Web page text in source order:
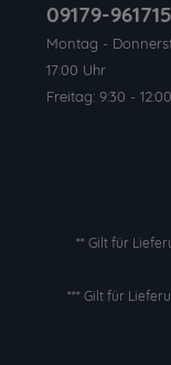
09179-
Montag -
17:00 Uhr
Freitag: 9:30 -
** Gilt für
*** Gilt für